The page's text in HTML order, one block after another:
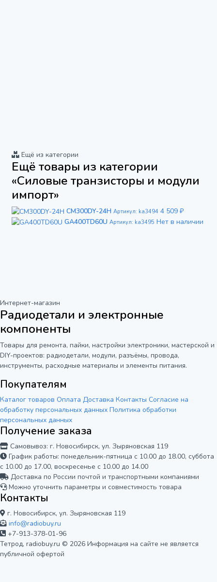
Ещё из категории
Ещё товары из категории
«Силовые транзисторы и модули
импорт»
CM300DY-24H Артикул: ka3494 4 509 ₽
GA400TD60U Артикул: ka3495 Нет в наличии
Интернет-магазин
Радиодетали и электронные
компоненты
Товары для ремонта, пайки, настройки электроники, мастерской и
DIY-проектов: радиодетали, модули, разъёмы, провода,
инструменты, расходные материалы и элементы питания.
Покупателям
Каталог товаров Оплата Доставка Контакты Согласие на
обработку персональных данных Политика обработки
персональных данных
Получение заказа
Самовывоз: г. Новосибирск, ул. Зыряновская 119
График работы: понедельник-пятница с 10.00 до 18.00, суббота
с 10.00 до 17.00, воскресенье с 10.00 до 14.00
Доставка по России почтой и транспортными компаниями
Можно уточнить параметры и совместимость товара
Контакты
г. Новосибирск, ул. Зыряновская 119
info@radiobuy.ru
+7-913-378-01-96
Тетрод, radiobuy.ru © 2026 Информация на сайте не является
публичной офертой